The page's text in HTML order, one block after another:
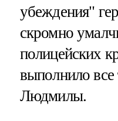
убеждения"
скромно
полицейских
выполнило все
Людмилы.